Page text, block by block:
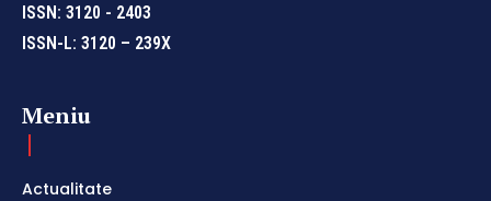
ISSN: 3120 - 2403
ISSN-L: 3120 – 239X
Meniu
Actualitate